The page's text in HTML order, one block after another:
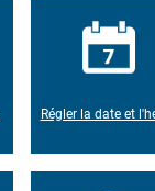
Régler la date et